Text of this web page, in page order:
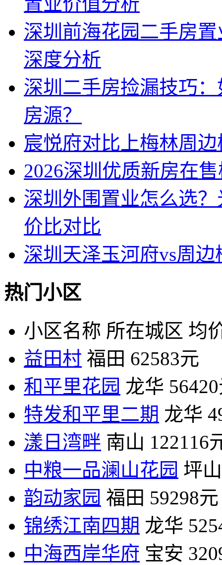
深圳前海花园二手房
深度分析
深圳二手房捡漏技巧
房源？
宸悦府对比上梅林周
2026深圳优质新房在
深圳外围置业怎么选
价比对比
深圳天泽玉河府vs周
热门小区
小区名称 所在城区 均
益田村 福田 62583元
和平里花园 龙华
特发和平里二期 龙华
漾日湾畔 南山 122116
中粮一品澜山花园 坪山
韵动家园 福田 59298元
锦绣江南四期 龙华
中海西岸华府 宝安